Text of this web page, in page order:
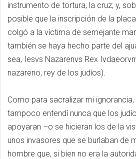
instrumento de tortura, la cruz; y,
posible que la inscripción de la
colgó a la víctima de semejante
también se haya hecho parte del
sea, Iesvs Nazarenvs Rex
nazareno, rey de los judíos).
Como para sacralizar mi
tampoco entendí nunca que los
apoyaran –o se hicieran los de la
unos invasores que se burlaban de
hombre que, si bien no era la